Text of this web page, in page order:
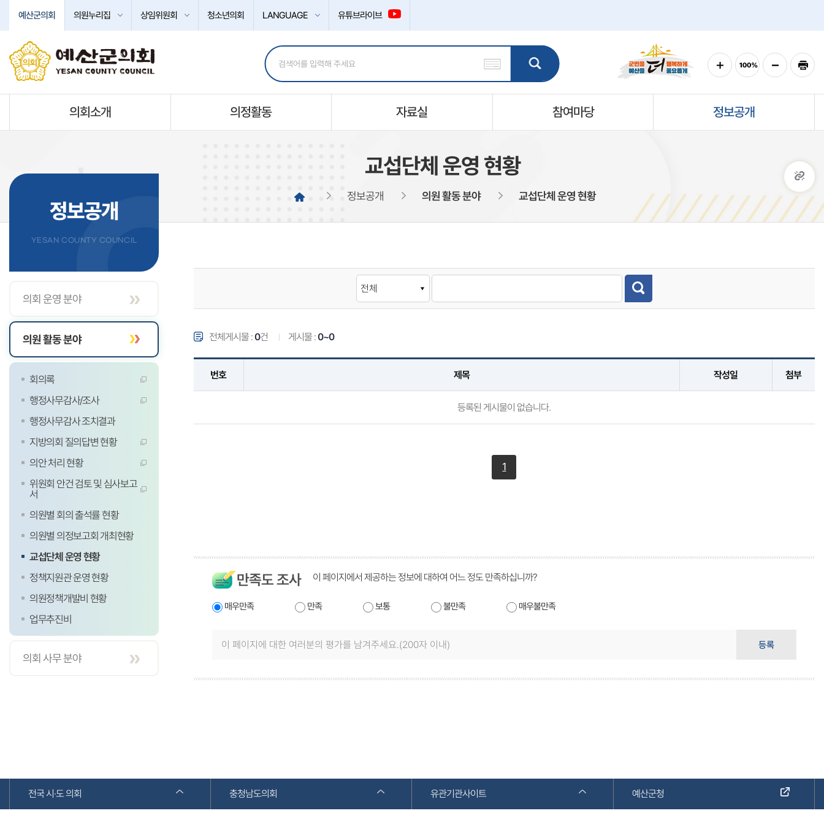
예산군의회 의원누리집 상임위원회 청소년의회 LANGUAGE 유튜브라이브
의회소개 의정활동 자료실 참여마당 정보공개
정보공개
YESAN COUNTY COUNCIL
의회 운영 분야
의원 활동 분야
회의록
행정사무감사/조사
행정사무감사 조치결과
지방의회 질의답변 현황
의안 처리 현황
위원회 안건 검토 및 심사보고
서
의원별 회의 출석률 현황
의원별 의정보고회 개최현황
교섭단체 운영 현황
정책지원관 운영 현황
의원정책개발비 현황
업무추진비
의회 사무 분야
교섭단체 운영 현황
정보공개 의원 활동 분야 교섭단체 운영 현황
전체게시물 :0건 게시물 :0~0
번호 제목 작성일 첨부
등록된 게시물이 없습니다.
1
만족도 조사 이 페이지에서 제공하는 정보에 대하여 어느 정도 만족하십니까?
매우만족 만족 보통 불만족 매우불만족
등록
전국 시·도 의회 충청남도의회 유관기관사이트 예산군청